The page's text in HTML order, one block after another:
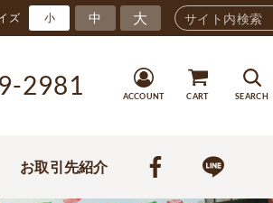
ズ 小 中 大
2981 ACCOUNT CART SEARCH
お取引先紹介